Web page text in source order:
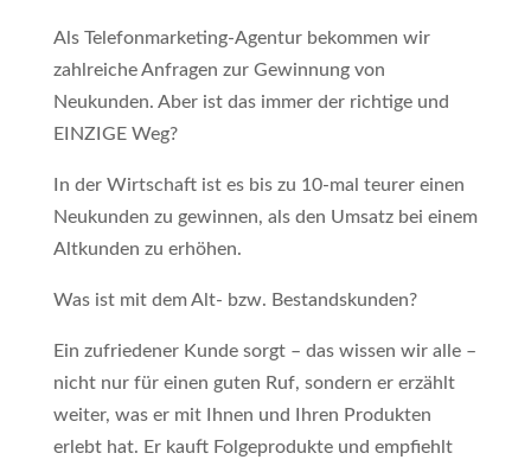
Als Telefonmarketing-Agentur bekommen wir
zahlreiche Anfragen zur Gewinnung von
Neukunden. Aber ist das immer der richtige und
EINZIGE Weg?
In der Wirtschaft ist es bis zu 10-mal teurer einen
Neukunden zu gewinnen, als den Umsatz bei einem
Altkunden zu erhöhen.
Was ist mit dem Alt- bzw. Bestandskunden?
Ein zufriedener Kunde sorgt – das wissen wir alle –
nicht nur für einen guten Ruf, sondern er erzählt
weiter, was er mit Ihnen und Ihren Produkten
erlebt hat. Er kauft Folgeprodukte und empfiehlt